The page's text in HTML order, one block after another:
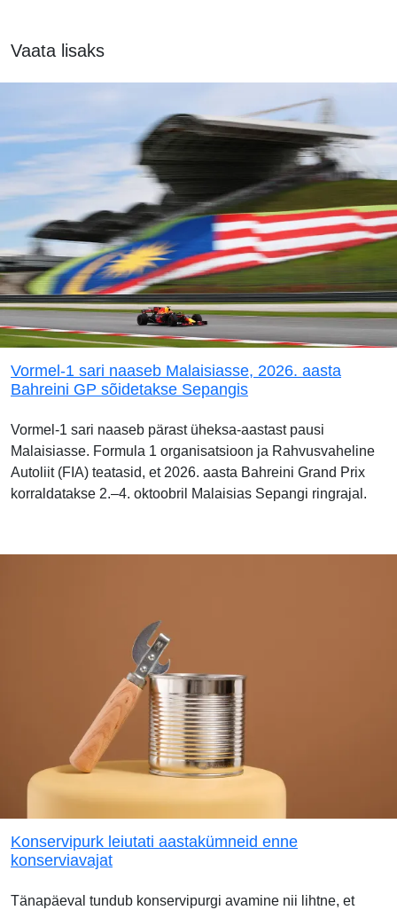
Vaata lisaks
Vormel-1 sari naaseb Malaisiasse, 2026. aasta
Bahreini GP sõidetakse Sepangis
Vormel-1 sari naaseb pärast üheksa-aastast pausi
Malaisiasse. Formula 1 organisatsioon ja Rahvusvaheline
Autoliit (FIA) teatasid, et 2026. aasta Bahreini Grand Prix
korraldatakse 2.–4. oktoobril Malaisias Sepangi ringrajal.
Konservipurk leiutati aastakümneid enne
konserviavajat
Tänapäeval tundub konservipurgi avamine nii lihtne, et